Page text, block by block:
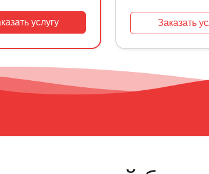
услугу Заказать